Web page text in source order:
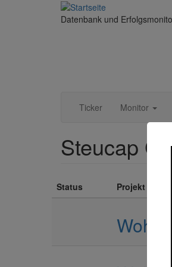
Datenbank und
Ticker Monitor
Steucap
Status Projekt